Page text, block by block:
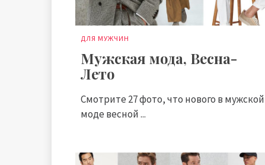
ДЛЯ МУЖЧИН
Мужская мода, Весна-
Лето
Смотрите 27 фото, что нового в мужской
моде весной ...